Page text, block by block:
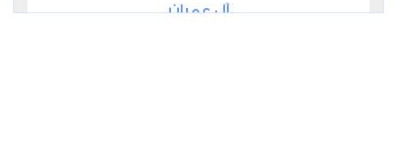
آل عمران